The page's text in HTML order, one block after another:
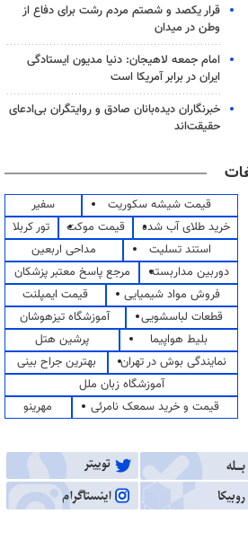
قرار یکصد و شصتم مردم رشت برای دفاع از
وطن در میدان
امام جمعه لاهیجان: دنیا مدیون ایستادگی
ایران در برابر آمریکا است
خبرنگاران دیده‌بانان صادق و روایتگران بی‌ادعای
حقیقت‌اند
قیمت شیشه سکوریت
سفیر
خرید طلای آب شده
قیمت موکت
تور کربلا
استند تسلیت
مداحی اربعین
دوربین مداربسته
مرجع پاسخ معتبر پزشکان
فروش مواد شیمیایی
قیمت ایمپلنت
قطعات لباسشویی
آموزشگاه تیزهوشان
بلیط هواپیما
پرشین هتل
نمایندگی بوش در تهران
بهترین جراح بینی
آموزشگاه زبان ملل
قیمت و خرید سمعک نامرئی
مهرینو